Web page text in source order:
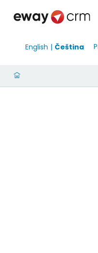
English Čeština